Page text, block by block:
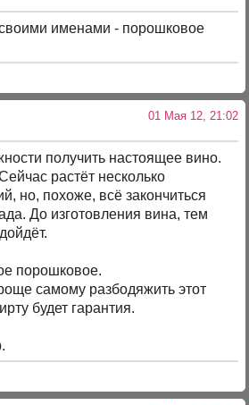
именами - порошковое
01 Мая 12, 21:02
получить настоящее вино.
растёт несколько
но, похоже, всё закончиться
До изготовления вина, тем
порошковое.
самому разбодяжить этот
будет гарантия.